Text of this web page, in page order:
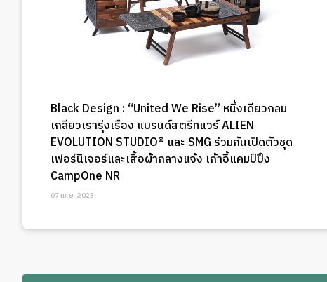
Black Design : “United We Rise” หนึ่งเดียวกลม
เกลียวเรารุ่งเรือง แบรนด์สตรีทแวร์ ALIEN
EVOLUTION STUDIO® และ SMG ร่วมกันเปิดตัวชุด
เฟอร์นิเจอร์และเสื้อผ้ากลางแจ้ง เก้าอี้แคมป์ปิ้ง
CampOne NR
07 เม.ย. 2023